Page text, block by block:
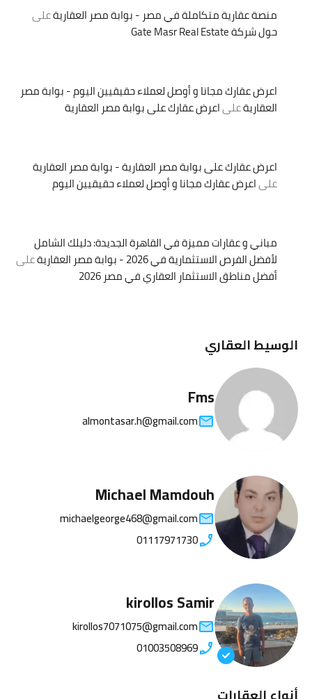
منصة عقارية متكاملة في مصر - بوابة مصر العقاريةعلى
حول شركة Gate Masr Real Estate
اعرض عقارك مجانا و أوصل لعملاء حقيقيين اليوم - بوابة مصر
العقاريةعلىاعرض عقارك على بوابة مصر العقارية
اعرض عقارك على بوابة مصر العقارية - بوابة مصر العقارية
علىاعرض عقارك مجانا و أوصل لعملاء حقيقيين اليوم
مباني و عقارات مميزة في القاهرة الجديدة: دليلك الشامل
لأفضل الفرص الاستثمارية في 2026 - بوابة مصر العقارية
على
أفضل مناطق الاستثمار العقاري في مصر 2026
الوسيط العقاري
Fms
almontasar.h@gmail.com
Michael Mamdouh
michaelgeorge468@gmail.com
01117971730
kirollos Samir
kirollos7071075@gmail.com
01003508969